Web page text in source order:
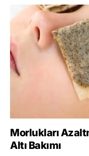
Morlukları
Altı Bakımı